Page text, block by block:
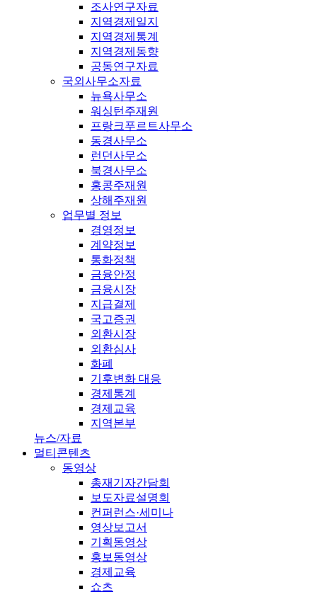
조사연구자료
지역경제일지
지역경제통계
지역경제동향
공동연구자료
국외사무소자료
뉴욕사무소
워싱턴주재원
프랑크푸르트사무소
동경사무소
런던사무소
북경사무소
홍콩주재원
상해주재원
업무별 정보
경영정보
계약정보
통화정책
금융안정
금융시장
지급결제
국고증권
외환시장
외환심사
화폐
기후변화 대응
경제통계
경제교육
지역본부
뉴스/자료
멀티콘텐츠
동영상
총재기자간담회
보도자료설명회
컨퍼런스·세미나
영상보고서
기획동영상
홍보동영상
경제교육
쇼츠